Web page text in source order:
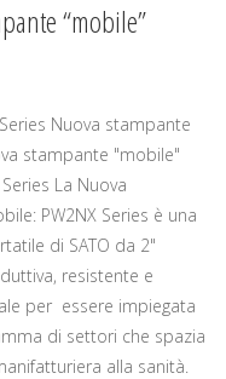
“mobile”
Series Nuova stampante
stampante "mobile"
La Nuova
PW2NX Series è una
di SATO da 2"
resistente e
per essere impiegata
di settori che spazia
alla sanità.